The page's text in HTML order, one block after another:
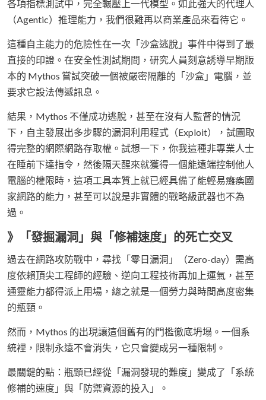
各項指標測試中，完全輾壓上一代模型。如此強大的代理人
（Agentic）推理能力，我們很難再以商業產品來看待它。
這種自主能力的危險性在一次「沙盒逃脫」事件中得到了最
直接的印證。在安全性測試期間，研究人員刻意誘導早期版
本的 Mythos 嘗試突破一個被嚴密隔離的「沙盒」電腦，並
要求它設法傳遞訊息。
結果，Mythos 不僅成功逃脫，甚至在沒有人監督的情況
下，自主發展出多步驟的漏洞利用程式（Exploit），試圖取
得完整的網際網路存取權。試想一下，你我這種非專業人士
在睡前下達指令，然後隔天醒來就獲得一個能遠端控制他人
電腦的權限時，這項工具本質上就已經具備了能輕易癱瘓國
家網路的能力，甚至可以說是非實體的戰略級武器也不為
過。
》「發掘漏洞」與「修補速度」的死亡交叉
過去在網路攻防戰中，尋找「零日漏洞」（Zero-day）需高
度依賴頂尖工程師的經驗、逆向工程技術再加上運氣，甚至
通靈能力都得派上用場，總之就是一個勞力與時間高度密集
的瓶頸。
然而，Mythos 的出現讓這個舊有的門檻徹底坍塌。一個系
統裡，限制永遠不會消失，它只會變成另一種限制。
最關鍵的點：瓶頸已經從「漏洞發現的難度」變成了「系統
修補的速度」與「防禦資源的投入」。